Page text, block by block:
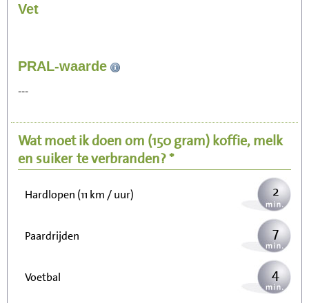
Vet
PRAL-waarde
---
Wat moet ik doen om (150 gram)koffie, melk
en suiker te verbranden? *
Zitten, tv kijken
Wandelen (5 km/uur) 6
Hardlopen (11 km / uur) 2
Paardrijden 7
Voetbal 4